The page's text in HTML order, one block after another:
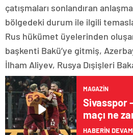
çatışmaları sonlandıran
bölgedeki durum ile ilgili
Rus hükümet üyelerinden
başkenti Bakü’ye gitmiş,
İlham Aliyev, Rusya Dışişleri
MAGAZIN
Sivasspor
maçı ne
hangi
HABERİN